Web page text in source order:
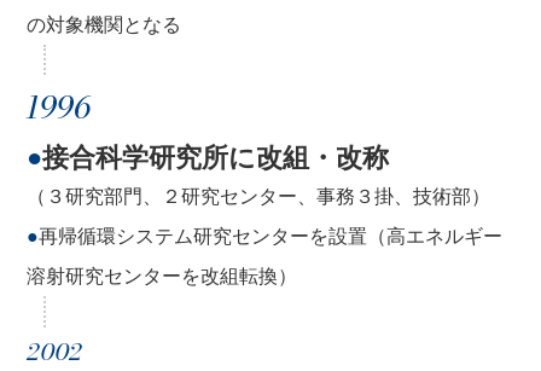
の対象機関となる
1996
●接合科学研究所に改組・改称
（３研究部門、２研究センター、事務３掛、技術部）
●再帰循環システム研究センターを設置（高エネルギー
溶射研究センターを改組転換）
2002